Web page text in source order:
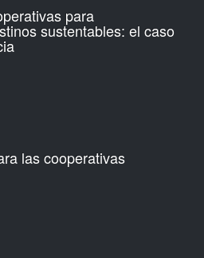
para
sustentables: el caso
las cooperativas